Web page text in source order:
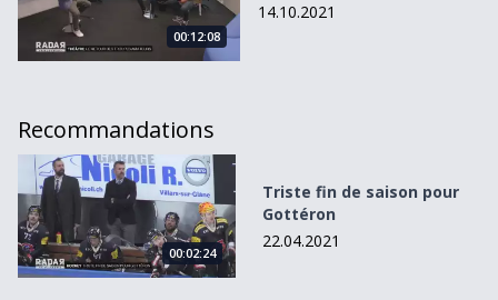
00:12:08
14.10.2021
Recommandations
Triste fin de saison pour Gottéron
00:02:24
Triste fin de saison pour
Gottéron
22.04.2021